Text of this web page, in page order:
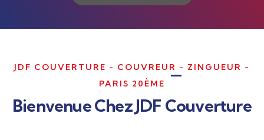
JDF COUVERTURE - COUVREUR - ZINGUEUR -
PARIS 20ÈME
Bienvenue Chez JDF Couverture